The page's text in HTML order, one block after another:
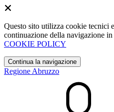
Questo sito utilizza cookie tecnici
continuazione della navigazione
COOKIE POLICY
Continua la navigazione
Regione Abruzzo